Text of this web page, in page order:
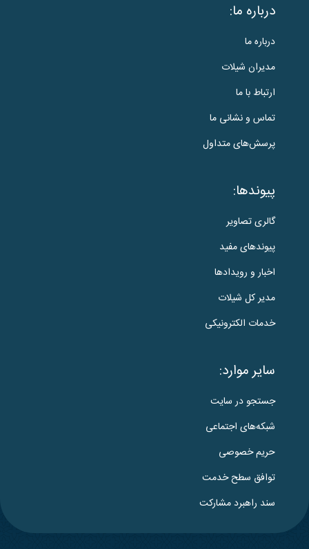
درباره ما:
درباره ما
مدیران شیلات
ارتباط با ما
تماس و نشانی ما
پرسش‌های متداول
پیوندها:
گالری تصاویر
پیوندهای مفید
اخبار و رویدادها
مدیر کل شیلات
خدمات الکترونیکی
سایر موارد:
جستجو در سایت
شبکه‌های اجتماعی
حریم خصوصی
توافق سطح خدمت
سند راهبرد مشارکت